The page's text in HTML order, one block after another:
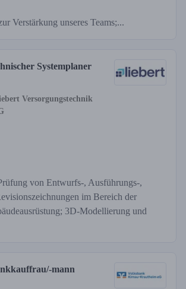
Verstärkung unseres Teams;...
Systemplaner
Versorgungstechnik
von Entwurfs-, Ausführungs-,
im Bereich der
3D-Modellierung und
mann